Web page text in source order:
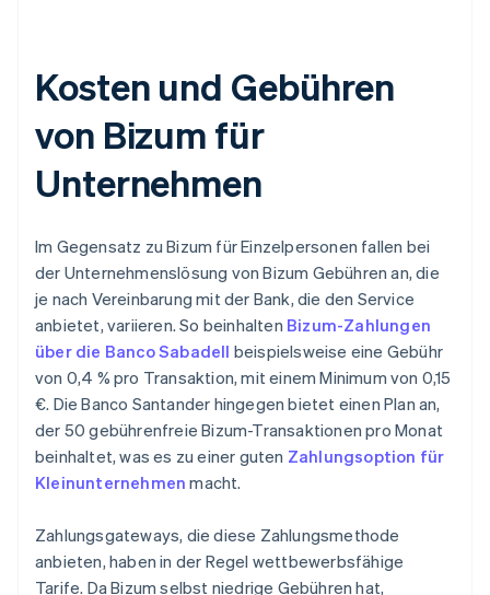
Kosten und Gebühren
von Bizum für
Unternehmen
Im Gegensatz zu Bizum für Einzelpersonen fallen bei
der Unternehmenslösung von Bizum Gebühren an, die
je nach Vereinbarung mit der Bank, die den Service
anbietet, variieren. So beinhalten Bizum-Zahlungen
über die Banco Sabadell beispielsweise eine Gebühr
von 0,4 % pro Transaktion, mit einem Minimum von 0,15
€. Die Banco Santander hingegen bietet einen Plan an,
der 50 gebührenfreie Bizum-Transaktionen pro Monat
beinhaltet, was es zu einer guten Zahlungsoption für
Kleinunternehmen macht.
Zahlungsgateways, die diese Zahlungsmethode
anbieten, haben in der Regel wettbewerbsfähige
Tarife. Da Bizum selbst niedrige Gebühren hat,